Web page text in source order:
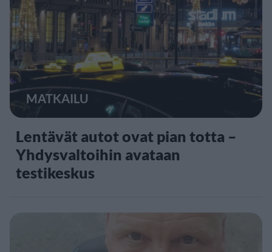
MATKAILU
Lentävät autot ovat pian totta –
Yhdysvaltoihin avataan
testikeskus